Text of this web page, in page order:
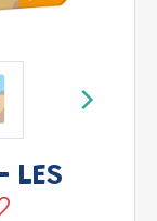
LES